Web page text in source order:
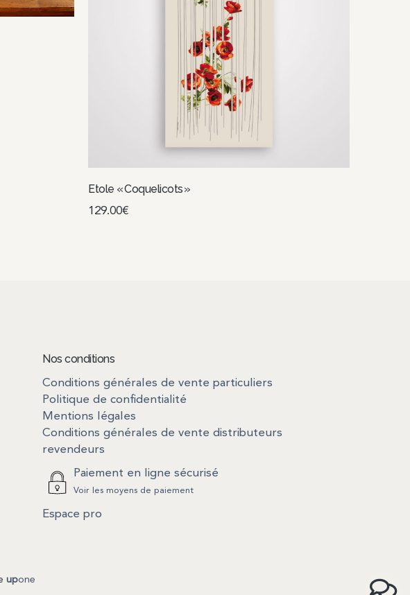
Etole « Coquelicots »
129.00€
Nos conditions
Conditions générales de vente particuliers
Politique de confidentialité
Mentions légales
Conditions générales de vente distributeurs
revendeurs
Paiement en ligne sécurisé
Voir les moyens de paiement
Espace pro
upone